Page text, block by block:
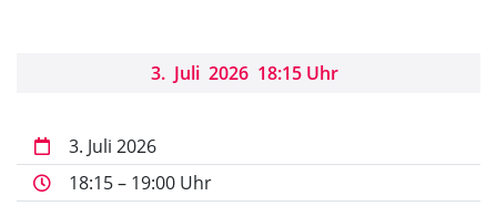
3. Juli 2026 18:15 Uhr
3. Juli 2026
18:15 – 19:00 Uhr